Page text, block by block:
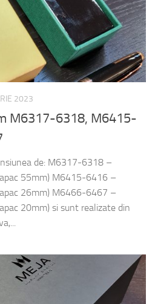
2023
M6317-6318, M6415-
de: M6317-6318 –
55mm) M6415-6416 –
26mm) M6466-6467 –
20mm) si sunt realizate din